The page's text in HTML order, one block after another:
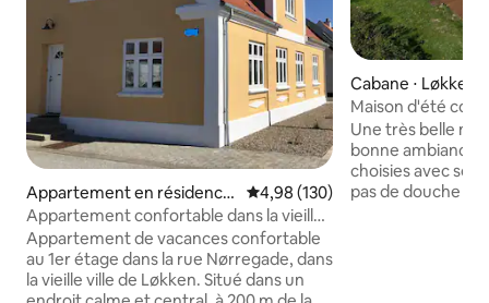
Appartement en résidence
⋅ Løkken
Évaluation moyenne sur la
4,98 (130)
Appartement confortable dans la vieille
ville de Løkken.
Appartement de vacances confortable
au 1er étage dans la rue Nørregade, dans
la vieille ville de Løkken. Situé dans un
Cabane ⋅ Løkken
Maison d'été
de la mer du Nord.
Une très belle
bonne ambiance.
choisies avec
pas de douche à